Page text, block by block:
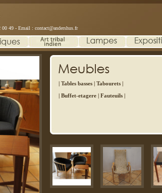
00 49 - Email : contact@andershus.fr
| Tables basses | Tabourets |
| Buffet-etagere | Fauteuils |